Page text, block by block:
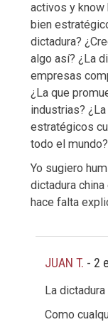
activos y know
bien
dictadura?
algo así? ¿La
empresas
¿La que
industrias?
estratégicos
todo el mundo?
Yo sugiero
dictadura
hace falta
JUAN T. - 2
La
Como